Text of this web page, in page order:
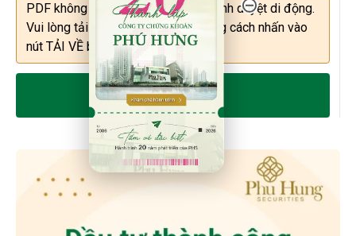
PDF không thể được hiển thị trên trình duyệt di động.
Vui lòng tải file về máy để xem bằng cách nhấn vào
nút TẢI VỀ bên dưới.
TẢI VỀ